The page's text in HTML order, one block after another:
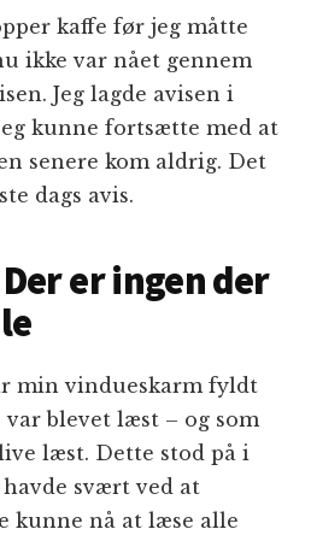
kaffe før jeg måtte
ikke var nået gennem
Jeg lagde avisen i
kunne fortsætte med at
senere kom aldrig. Det
dags avis.
er ingen der
min vindueskarm fyldt
var blevet læst – og som
læst. Dette stod på i
havde svært ved at
kunne nå at læse alle